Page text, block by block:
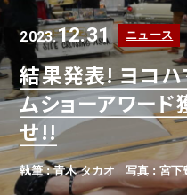
2023.12.31 ニュース
結果発表! ヨコハ
ムショーアワー
せ!!
執筆 : 青木 タカオ 写真 : 宮下